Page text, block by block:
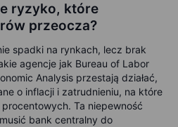
ryzyko, które
przeocza?
spadki na rynkach, lecz brak
agencje jak Bureau of Labor
Analysis przestają działać,
o inflacji i zatrudnieniu, na które
Ta niepewność
bank centralny do